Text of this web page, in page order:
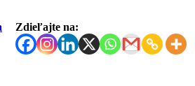
Zdieľajte na: